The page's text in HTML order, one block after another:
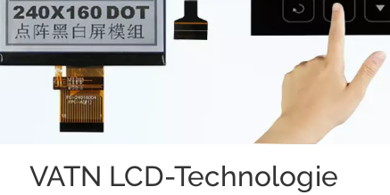
VATN LCD-Technologie